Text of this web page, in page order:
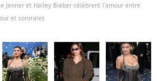
Jenner et Hailey Bieber célèbrent l'amour entre
et sororales